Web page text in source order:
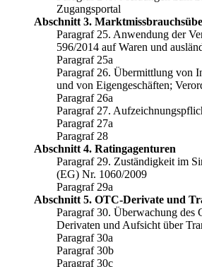
Zugangsportal
Abschnitt 3.
Paragraf 25. Anwendung der
596/2014 auf Waren und
Paragraf 25a
Paragraf 26. Übermittlung von
und von Eigengeschäften;
Paragraf 26a
Paragraf 27.
Paragraf 27a
Paragraf 28
Abschnitt 4. Ratingagenturen
Paragraf 29. Zuständigkeit im
(EG) Nr. 1060/2009
Paragraf 29a
Abschnitt 5. OTC-Derivate und
Paragraf 30. Überwachung des
Derivaten und Aufsicht über
Paragraf 30a
Paragraf 30b
Paragraf 30c